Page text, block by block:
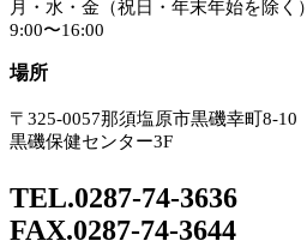
月・水・金（祝日・年末年始を除く）
9:00〜16:00
場所
〒325-0057那須塩原市黒磯幸町8-10
黒磯保健センター3F
TEL.0287-74-3636
FAX.0287-74-3644